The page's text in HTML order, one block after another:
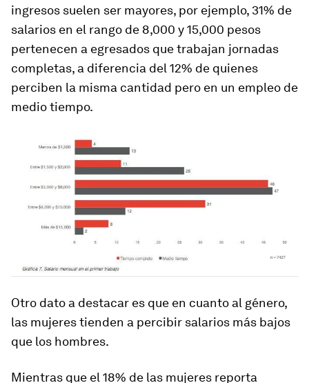
ingresos suelen ser mayores, por ejemplo, 31% de
salarios en el rango de 8,000 y 15,000 pesos
pertenecen a egresados que trabajan jornadas
completas, a diferencia del 12% de quienes
perciben la misma cantidad pero en un empleo de
medio tiempo.
Otro dato a destacar es que en cuanto al género,
las mujeres tienden a percibir salarios más bajos
que los hombres.
Mientras que el 18% de las mujeres reporta